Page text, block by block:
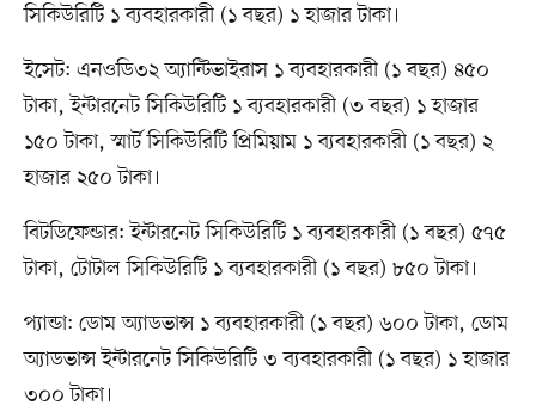
সিকিউরিটি ১ ব্যবহারকারী (১ বছর) ১ হাজার টাকা।
ইসেট: এনওডি৩২ অ্যান্টিভাইরাস ১ ব্যবহারকারী (১ বছর) ৪৫০
টাকা, ইন্টারনেট সিকিউরিটি ১ ব্যবহারকারী (৩ বছর) ১ হাজার
১৫০ টাকা, স্মার্ট সিকিউরিটি প্রিমিয়াম ১ ব্যবহারকারী (১ বছর) ২
হাজার ২৫০ টাকা।
বিটডিফেন্ডার: ইন্টারনেট সিকিউরিটি ১ ব্যবহারকারী (১ বছর) ৫৭৫
টাকা, টোটাল সিকিউরিটি ১ ব্যবহারকারী (১ বছর) ৮৫০ টাকা।
প্যান্ডা: ডোম অ্যাডভান্স ১ ব্যবহারকারী (১ বছর) ৬০০ টাকা, ডোম
অ্যাডভান্স ইন্টারনেট সিকিউরিটি ৩ ব্যবহারকারী (১ বছর) ১ হাজার
৩০০ টাকা।